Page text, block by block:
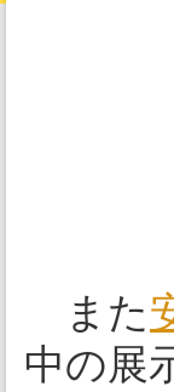
また
中の展